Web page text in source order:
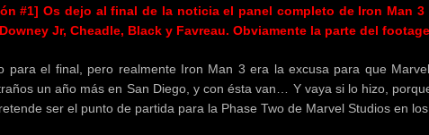
#1] Os dejo al final de la noticia el panel completo de Iron Man
Jr, Cheadle, Black y Favreau. Obviamente la parte del
para el final, pero realmente Iron Man 3 era la excusa para que
un año más en San Diego, y con ésta van… Y vaya si lo hizo,
ser el punto de partida para la Phase Two de Marvel Studios en